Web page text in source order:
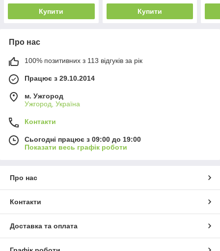
Купити Купити
Про нас
100% позитивних з 113 відгуків за рік
Працює з 29.10.2014
м. Ужгород
Ужгород, Україна
Контакти
Сьогодні працює з 09:00 до 19:00
Показати весь графік роботи
Про нас
Контакти
Доставка та оплата